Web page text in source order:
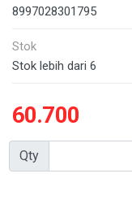
8997028301795
Stok
Stok lebih dari 6
60.700
Qty